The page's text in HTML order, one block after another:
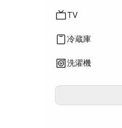
TV
冷蔵庫
洗濯機